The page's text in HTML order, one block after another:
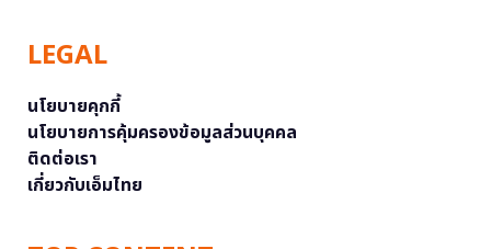
LEGAL
นโยบายคุกกี้
นโยบายการคุ้มครองข้อมูลส่วนบุคคล
ติดต่อเรา
เกี่ยวกับเอ็มไทย